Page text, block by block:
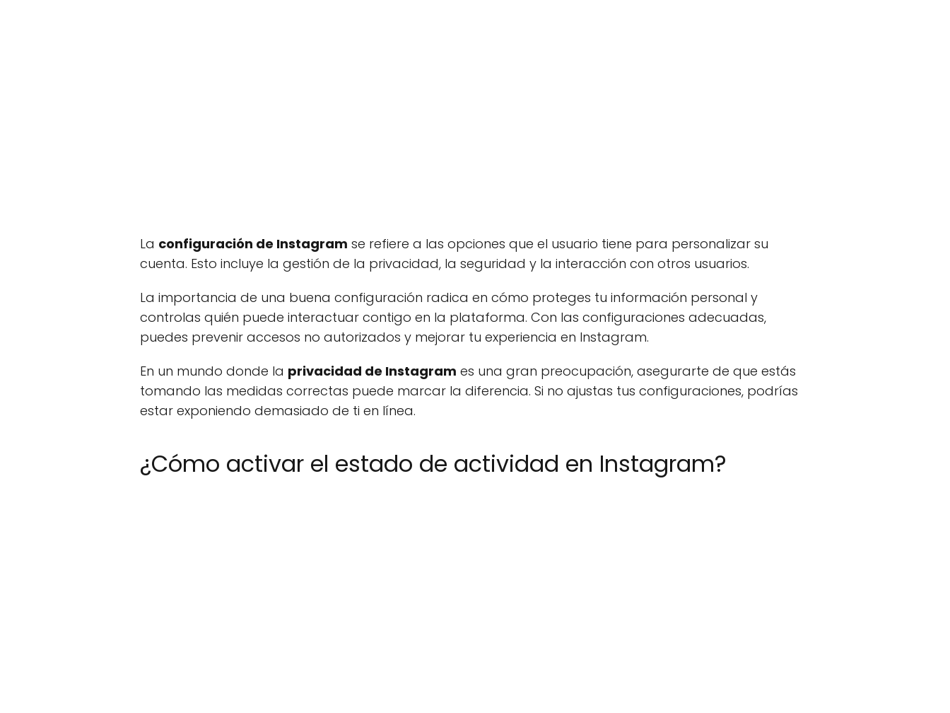
La configuración de Instagram se refiere a las opciones que el usuario tiene para personalizar su
cuenta. Esto incluye la gestión de la privacidad, la seguridad y la interacción con otros usuarios.
La importancia de una buena configuración radica en cómo proteges tu información personal y
controlas quién puede interactuar contigo en la plataforma. Con las configuraciones adecuadas,
puedes prevenir accesos no autorizados y mejorar tu experiencia en Instagram.
En un mundo donde la privacidad de Instagram es una gran preocupación, asegurarte de que estás
tomando las medidas correctas puede marcar la diferencia. Si no ajustas tus configuraciones, podrías
estar exponiendo demasiado de ti en línea.
¿Cómo activar el estado de actividad en Instagram?